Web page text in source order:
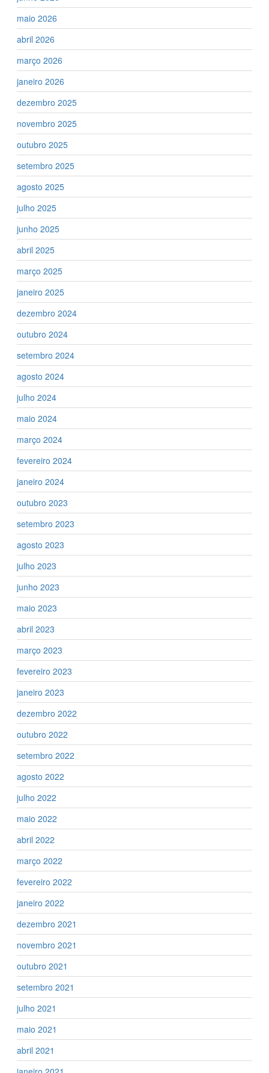
maio 2026
abril 2026
março 2026
janeiro 2026
dezembro 2025
novembro 2025
outubro 2025
setembro 2025
agosto 2025
julho 2025
junho 2025
abril 2025
março 2025
janeiro 2025
dezembro 2024
outubro 2024
setembro 2024
agosto 2024
julho 2024
maio 2024
março 2024
fevereiro 2024
janeiro 2024
outubro 2023
setembro 2023
agosto 2023
julho 2023
junho 2023
maio 2023
abril 2023
março 2023
fevereiro 2023
janeiro 2023
dezembro 2022
outubro 2022
setembro 2022
agosto 2022
julho 2022
maio 2022
abril 2022
março 2022
fevereiro 2022
janeiro 2022
dezembro 2021
novembro 2021
outubro 2021
setembro 2021
julho 2021
maio 2021
abril 2021